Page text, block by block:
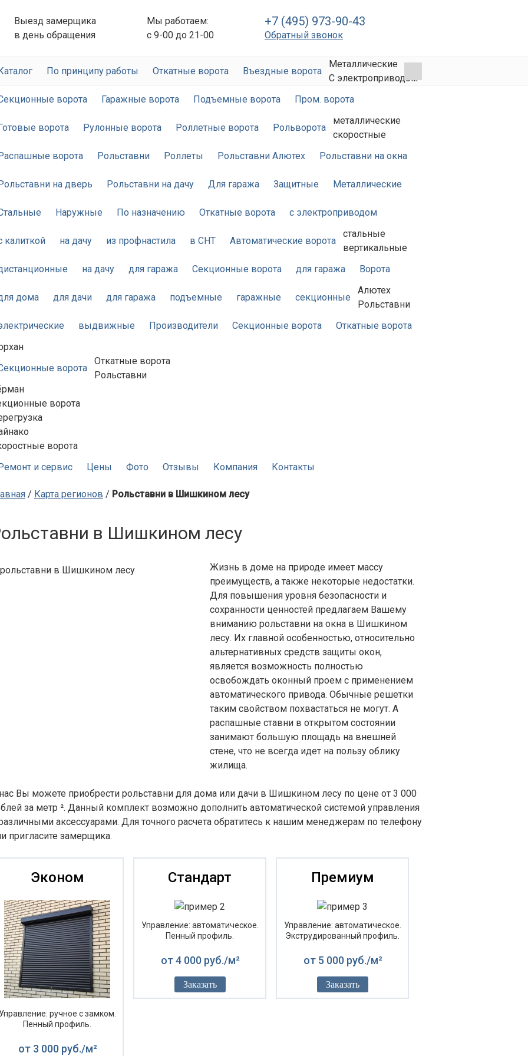
Выезд замерщика
в день обращения
Мы работаем:
с 9-00 до 21-00
+7 (495) 973-90-43
Обратный звонок
По принципу работы Откатные ворота Въездные ворота
ворота Гаражные ворота Подъемные ворота Пром. ворота
ворота Рулонные ворота Роллетные ворота Рольворота
ворота
Металлические
С электроприводом
Рольставни Роллеты Рольставни Алютех Рольставни на окна
на дверь Рольставни на дачу Для гаража Защитные Металлические
Наружные По назначению Откатные ворота с электроприводом
калиткой на дачу из профнастила в СНТ Автоматические ворота
на дачу для гаража Секционные ворота для гаража Ворота
дома для дачи для гаража подъемные гаражные секционные
металлические
скоростные
стальные
вертикальные
выдвижные Производители
Алютех
Секционные ворота Откатные ворота
Рольставни
ворота
Откатные ворота
Рольставни
ворота
ворота
и сервис
Цены Фото Отзывы Компания Контакты
/ Карта регионов / Рольставни в Шишкином лесу
в Шишкином лесу
Жизнь в доме на природе имеет массу
преимуществ, а также некоторые недостатки.
Для повышения уровня безопасности и
сохранности ценностей предлагаем Вашему
вниманию рольставни на окна в Шишкином
лесу. Их главной особенностью, относительно
альтернативных средств защиты окон,
является возможность полностью
освобождать оконный проем с применением
автоматического привода. Обычные решетки
таким свойством похвастаться не могут. А
распашные ставни в открытом состоянии
занимают большую площадь на внешней
стене, что не всегда идет на пользу облику
жилища.
Вы можете приобрести рольставни для дома или дачи в Шишкином лесу по цене от 3 000
за метр ². Данный комплект возможно дополнить автоматической системой управления
аксессуарами. Для точного расчета обратитесь к нашим менеджерам по телефону
пригласите замерщика.
Эконом
Управление: ручное с замком.
Пенный профиль.
от 3 000 руб./м²
Стандарт
Управление: автоматическое.
Пенный профиль.
от 4 000 руб./м²
Заказать
Премиум
Управление: автоматическое.
Экструдированный профиль.
от 5 000 руб./м²
Заказать